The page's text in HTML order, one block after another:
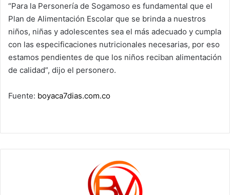
“Para la Personería de Sogamoso es fundamental que el
Plan de Alimentación Escolar que se brinda a nuestros
niños, niñas y adolescentes sea el más adecuado y cumpla
con las especificaciones nutricionales necesarias, por eso
estamos pendientes de que los niños reciban alimentación
de calidad”, dijo el personero.
Fuente: boyaca7dias.com.co